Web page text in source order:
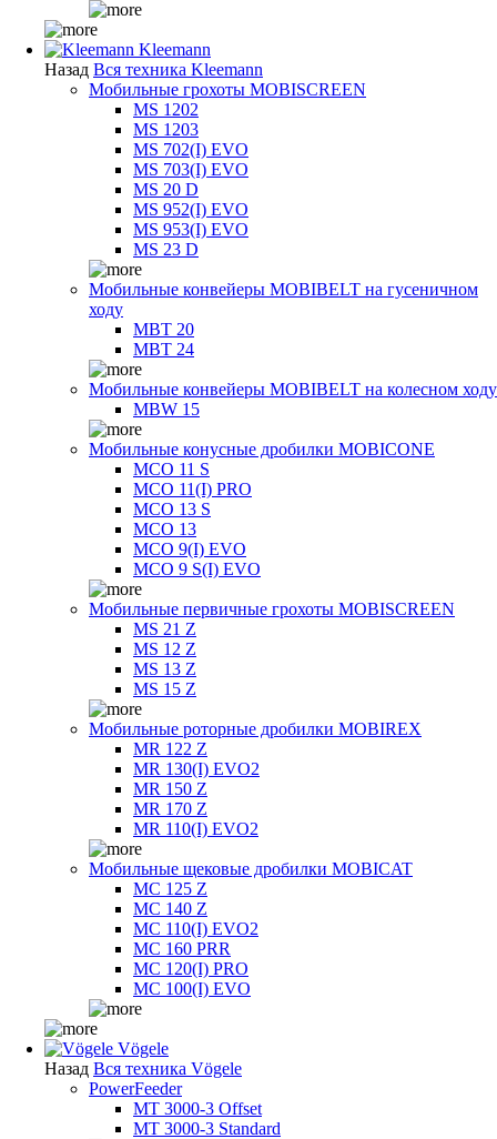
Kleemann
Назад Вся техника Kleemann
Мобильные грохоты MOBISCREEN
MS 1202
MS 1203
MS 702(I) EVO
MS 703(I) EVO
MS 20 D
MS 952(I) EVO
MS 953(I) EVO
MS 23 D
Мобильные конвейеры MOBIBELT на гусеничном
ходу
MBT 20
MBT 24
Мобильные конвейеры MOBIBELT на колесном ходу
MBW 15
Мобильные конусные дробилки MOBICONE
MCO 11 S
MCO 11(I) PRO
MCO 13 S
MCO 13
MCO 9(I) EVO
MCO 9 S(I) EVO
Мобильные первичные грохоты MOBISCREEN
MS 21 Z
MS 12 Z
MS 13 Z
MS 15 Z
Мобильные роторные дробилки MOBIREX
MR 122 Z
MR 130(I) EVO2
MR 150 Z
MR 170 Z
MR 110(I) EVO2
Мобильные щековые дробилки MOBICAT
MC 125 Z
MC 140 Z
MC 110(I) EVO2
MC 160 PRR
MC 120(I) PRO
MC 100(I) EVO
Vögele
Назад Вся техника Vögele
PowerFeeder
MT 3000-3 Offset
MT 3000-3 Standard